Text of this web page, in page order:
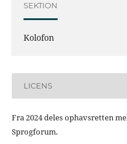
SEKTION
Kolofon
LICENS
Fra 2024 deles ophavsretten
Sprogforum.